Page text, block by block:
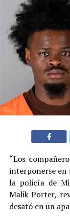
“Los
interponerse en
la policía de
Malik Porter,
desató en un